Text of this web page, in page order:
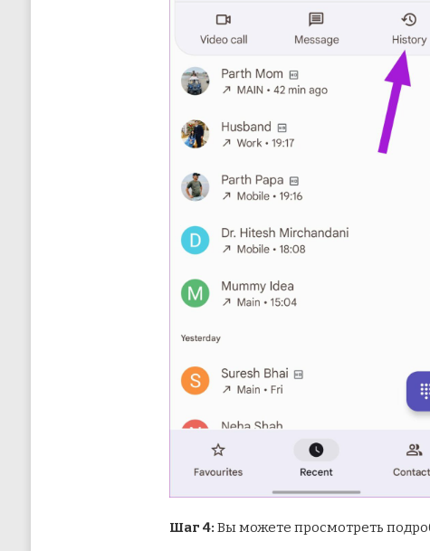
Шаг 4: Вы можете просмотреть